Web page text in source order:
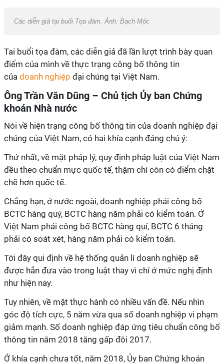
Các diễn giả tại buổi Tọa đàm. Ảnh: Bạch Mộc
Tai buổi tọa đàm, các diễn giả đã lần lượt trình bày quan
điểm của mình về thực trạng công bố thông tin
của doanh nghiệp đại chúng tại Việt Nam.
Ông Trần Văn Dũng – Chủ tịch Ủy ban Chứng
khoán Nhà nước
Nói về hiện trạng công bố thông tin của doanh nghiệp đại
chúng của Việt Nam, có hai khía cạnh đáng chú ý:
Thứ nhất, về mặt pháp lý, quy định pháp luật của Việt Nam
đều theo chuẩn mực quốc tế, thậm chí còn có điểm chặt
chẽ hơn quốc tế.
Chẳng hạn, ở nước ngoài, doanh nghiệp phải công bố
BCTC hàng quý, BCTC hàng năm phải có kiểm toán. Ở
Việt Nam phải công bố BCTC hàng quí, BCTC 6 tháng
phải có soát xét, hàng năm phải có kiểm toán.
Tới đây qui định về hệ thống quản lí doanh nghiệp sẽ
được hẳn đưa vào trong luật thay vì chỉ ở mức nghị định
như hiện nay.
Tuy nhiên, về mặt thực hành có nhiều vấn đề. Nếu nhìn
góc độ tích cực, 5 năm vừa qua số doanh nghiệp vi phạm
giảm mạnh. Số doanh nghiệp đáp ứng tiêu chuẩn công bố
thông tin năm 2018 tăng gấp đôi 2017.
Ở khía cạnh chưa tốt, năm 2018, Ủy ban Chứng khoán